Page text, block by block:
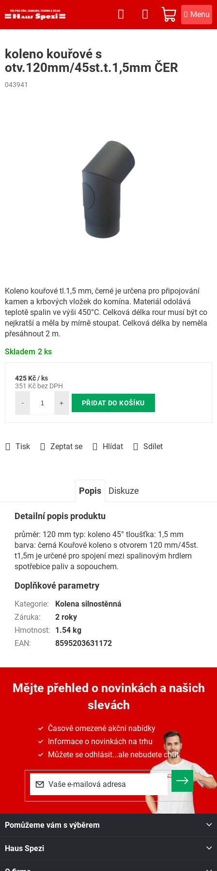
na
NÁKUPNÍ
KOŠÍK
koleno kouřové s
otv.120mm/45st.t.1,5mm ČER
043941
Skladem 2 ks
Koleno kouřové tl.1,5 mm, černé je určena pro připojování
kamen a krbových vložek do komína. Materiál odolává
teplotě spalin ve výši 450°C. Celková délka rour musí být co
nejkratší a měla by mírně stoupat. Celková délka by neměla
přesáhnout 2 m.
Tisk Zeptat se Hlídat Sdílet
425 Kč/ ks
351 Kč bez DPH
Měrná
PŘIDAT DO KOŠÍKU
Popis Diskuze
Detailní popis produktu
průměr: 120 mm typ: koleno 45° tloušťka: 1,5 mm
barva: černá Kouřové koleno s otvorem 120 mm/45st.
t1,5m je určené pro spojení mezi spalinovým hrdlem
spotřebice paliv a sopouchem.
Doplňkové parametry
Kategorie:
Kolena silnostěnná
Záruka:
2 roky
Hmotnost:
1.54 kg
EAN: 8595203631172
Mějte přehled o novinkách a našich
slevách
Časově omezené akční nabídky
Informace o novinkách na trhu
Můžete se odhlásit...ale nebudete chtít
Pomůžeme vám s výběrem
Haus Spezi